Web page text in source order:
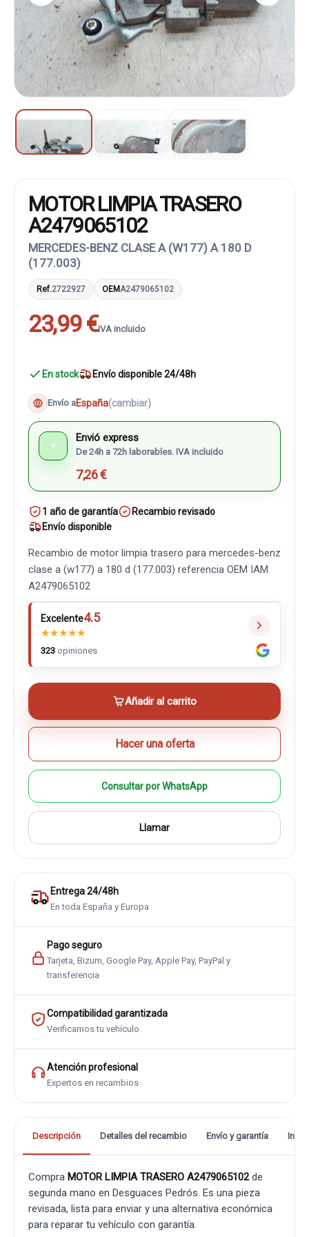
MOTOR LIMPIA TRASERO
A2479065102
MERCEDES-BENZ CLASE A (W177) A 180 D
(177.003)
Ref.2722927 OEMA2479065102
23,99 €IVA incluido
En stock Envío disponible 24/48h
Envío aEspaña(cambiar)
⚡
Envió express
De 24h a 72h laborables. IVA incluido
7,26 €
1 año de garantía
Recambio revisado
Envío disponible
Recambio de motor limpia trasero para mercedes-benz
clase a (w177) a 180 d (177.003) referencia OEM IAM
A2479065102
Excelente4.5
★★★★★
323 opiniones
Añadir al carrito
Hacer una oferta
Consultar por WhatsApp
Llamar
Entrega 24/48h
En toda España y Europa
Pago seguro
Tarjeta, Bizum, Google Pay, Apple Pay, PayPal y
transferencia
Compatibilidad garantizada
Verificamos tu vehículo
Atención profesional
Expertos en recambios
Descripción Detalles del recambio Envío y garantía
Compra MOTOR LIMPIA TRASERO A2479065102de
segunda mano en Desguaces Pedrós. Es una pieza
revisada, lista para enviar y una alternativa económica
para reparar tu vehículo con garantía.